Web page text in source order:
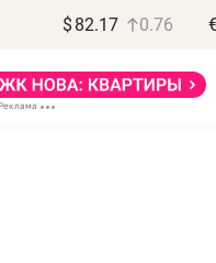
$ 82.17 0.76